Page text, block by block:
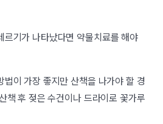
르기가 나타났다면 약물치료를 해야
법이 가장 좋지만 산책을 나가야 할 경
책 후 젖은 수건이나 드라이로 꽃가루